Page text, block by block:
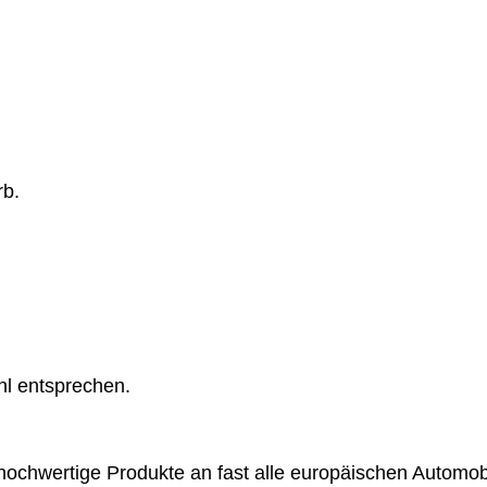
entsprechen.
Produkte an fast alle europäischen